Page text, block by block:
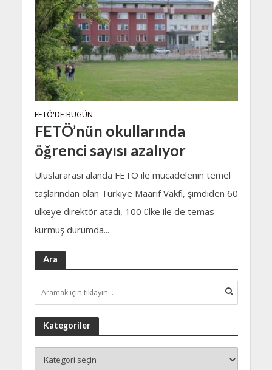
FETÖ'DE BUGÜN
FETÖ’nün okullarında
öğrenci sayısı azalıyor
Uluslararası alanda FETÖ ile mücadelenin temel
taşlarından olan Türkiye Maarif Vakfı, şimdiden 60
ülkeye direktör atadı, 100 ülke ile de temas
kurmuş durumda...
Ara
Kategoriler